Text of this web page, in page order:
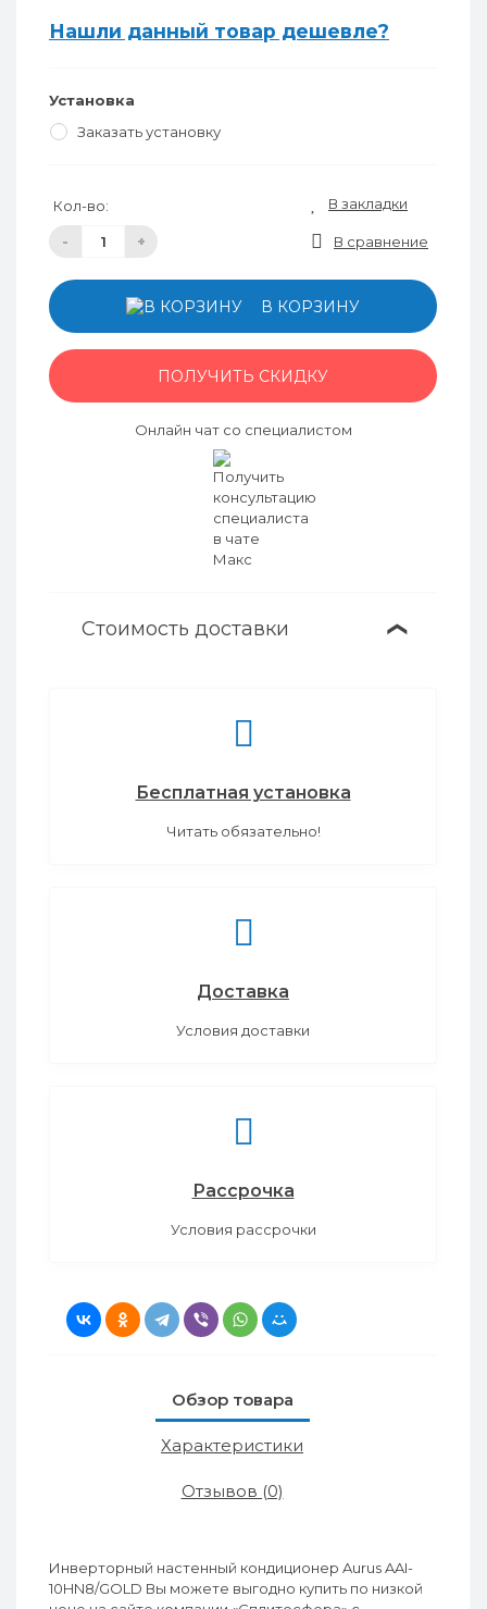
Нашли данный товар дешевле?
Установка
Заказать установку
Кол-во:
- +
В закладки
В сравнение
В КОРЗИНУ
ПОЛУЧИТЬ СКИДКУ
Онлайн чат со специалистом
Стоимость доставки ❯
Бесплатная установка
Читать обязательно!
Доставка
Условия доставки
Рассрочка
Условия рассрочки
Обзор товара
Характеристики
Отзывов (0)
Инверторный настенный кондиционер Aurus AAI-
10HN8/GOLD Вы можете выгодно купить по низкой